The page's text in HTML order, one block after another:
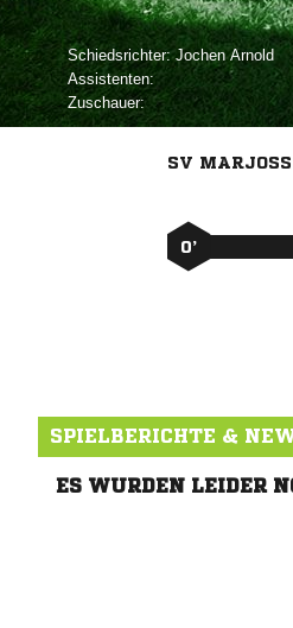
Schiedsrichter: 
Assistenten:
Zuschauer:
SV MARJOSS
0’
SPIELBERICHTE &
ES WURDEN LEIDER